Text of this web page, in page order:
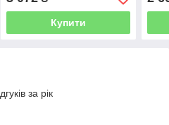
Купити
за рік